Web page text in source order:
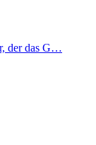
der das G…